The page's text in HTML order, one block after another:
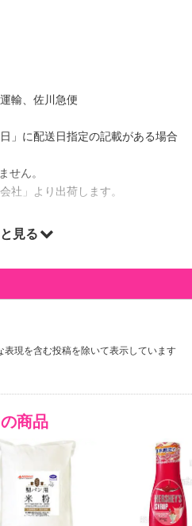
輸、佐川急便
」に配送日指定の記載がある場合
ん。
社」より出荷します。
コナッツシュガー」、食物繊維豊
健康・ダイエット・美容におすす
ツ、クッキー、マフィン等のおや
ツフラワーはオーガニックを使用
見る
現を含む投稿を除いて表示しています
商品